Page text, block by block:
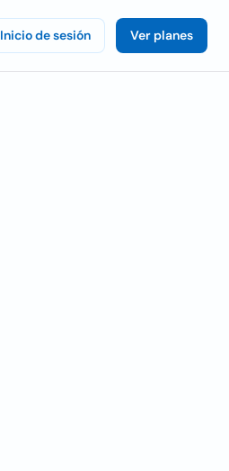
Inicio de sesión Ver planes